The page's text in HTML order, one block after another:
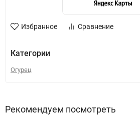
Избранное Сравнение
Категории
Огурец
Рекомендуем посмотреть